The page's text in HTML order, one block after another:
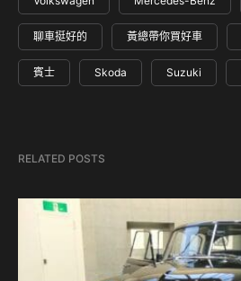
聊車挺好的 黃總帶你買好車
賓士 Skoda Suzuki
RELATED POSTS